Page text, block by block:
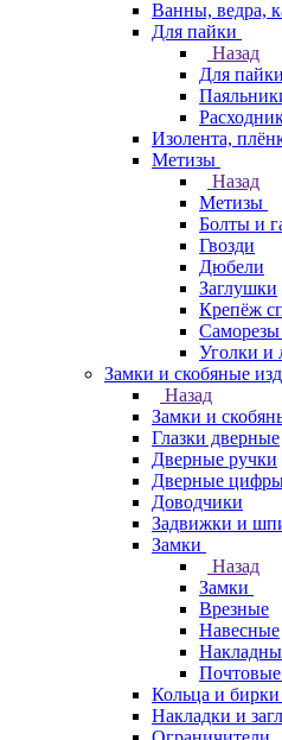
Ванны, ведра,
Для пайки
Назад
Для пайки
Изолента,
Метизы
Назад
Метизы
Болты и
Гвозди
Дюбели
Заглушки
Крепёж
Уголки и
Замки и скобяные
Назад
Замки и
Глазки дверные
Дверные ручки
Дверные
Доводчики
Задвижки и
Замки
Назад
Замки
Врезные
Навесные
Кольца и
Накладки и